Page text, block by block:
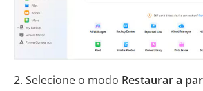
2. Selecione o modo Restaurar a